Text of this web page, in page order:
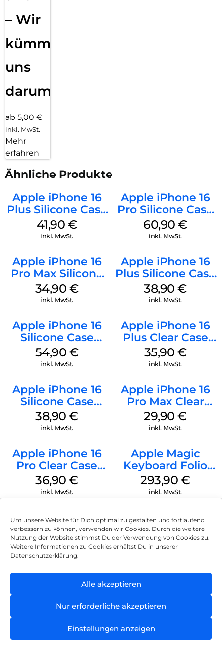
Um unsere Website für Dich optimal zu gestalten und fortlaufend
verbessern zu können, verwenden wir Cookies. Durch die weitere
Nutzung der Website stimmst Du der Verwendung von Cookies zu.
Weitere Informationen zu Cookies erhältst Du in unserer
Datenschutzerklärung.
Alle akzeptieren
Nur erforderliche akzeptieren
Einstellungen anzeigen
– Wir
kümmern
uns
darum!
ab 5,00 €
inkl. MwSt.
Mehr
erfahren
Ähnliche Produkte
Apple iPhone 16
Plus Silicone Case
MagSafe Stone
Gray
41,90 €
inkl. MwSt.
Apple iPhone 16
Pro Silicone Case
MagSafe Stone
Gray
60,90€
inkl. MwSt.
Apple iPhone 16
Pro Max Silicone
Case MagSafe
Denim
34,90 €
inkl. MwSt.
Apple iPhone 16
Plus Silicone Case
MagSafe Denim
38,90€
inkl. MwSt.
Apple iPhone 16
Silicone Case
MagSafe Lake
Green
54,90 €
inkl. MwSt.
Apple iPhone 16
Plus Clear Case
MagSafe
Transparent
35,90 €
inkl. MwSt.
Apple iPhone 16
Silicone Case
MagSafe
Ultramarine
38,90€
inkl. MwSt.
Apple iPhone 16
Pro Max Clear
Case MagSafe
Transparent
29,90€
inkl. MwSt.
Apple iPhone 16
Pro Clear Case
MagSafe
Transparent
36,90€
inkl. MwSt.
Apple Magic
Keyboard Folio
iPad 10.9″ (10.Gen.)
Weiß
293,90€
inkl. MwSt.
Impressum
Hinweis zur Batterieentsorgung
Newsletter
Können wir Dir behilflich sein?